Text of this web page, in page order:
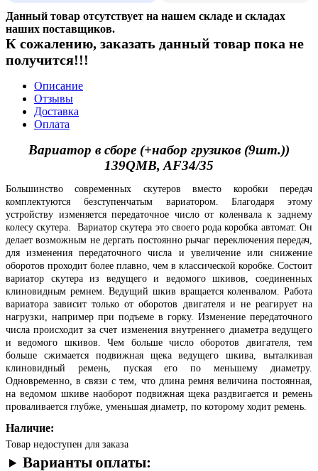
Данный товар отсутствует на нашем складе и складах
наших поставщиков.
К сожалению, заказать данный товар пока не
получится!!!
Описание
Отзывы
Доставка
Оплата
Вариатор в сборе (+набор грузиков (9шт.))
139QMB, AF34/35
Большинство современных скутеров вместо коробки передач
комплектуются безступенчатым вариатором. Благодаря этому
устройству изменяется передаточное число от коленвала к заднему
колесу скутера. Вариатор скутера это своего рода коробка автомат. Он
делает возможным не дергать постоянно рычаг переключения передач,
для изменения передаточного числа и увеличение или снижение
оборотов проходит более плавно, чем в классической коробке. Состоит
вариатор скутера из ведущего и ведомого шкивов, соединенных
клиновидным ремнем. Ведущий шкив вращается коленвалом. Работа
вариатора зависит только от оборотов двигателя и не реагирует на
нагрузки, например при подъеме в горку. Изменение передаточного
числа происходит за счет изменения внутреннего диаметра ведущего
и ведомого шкивов. Чем больше число оборотов двигателя, тем
больше сжимается подвижная щека ведущего шкива, выталкивая
клиновидный ремень, пуская его по меньшему диаметру.
Одновременно, в связи с тем, что длина ремня величина постоянная,
на ведомом шкиве наоборот подвижная щека раздвигается и ремень
проваливается глубже, уменьшая диаметр, по которому ходит ремень.
Наличие:
Товар недоступен для заказа
Варианты оплаты: